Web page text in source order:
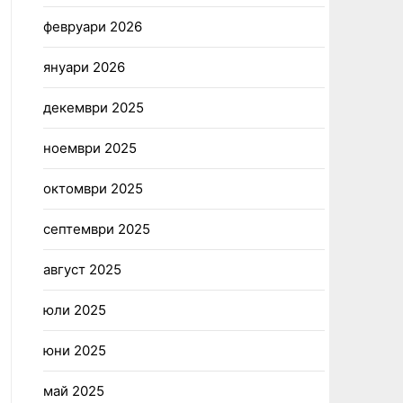
февруари 2026
януари 2026
декември 2025
ноември 2025
октомври 2025
септември 2025
август 2025
юли 2025
юни 2025
май 2025